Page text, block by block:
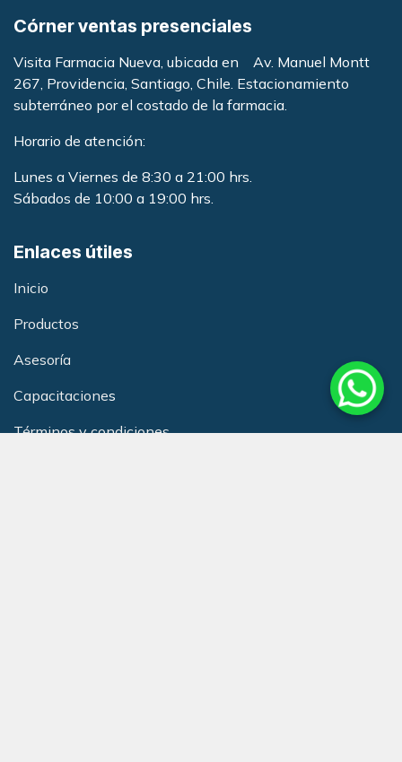
Córner ventas presenciales
Visita Farmacia Nueva, ubicada en Av. Manuel Montt
267, Providencia, Santiago, Chile. Estacionamiento
subterráneo por el costado de la farmacia.
Horario de atención:
Lunes a Viernes de 8:30 a 21:00 hrs.
Sábados de 10:00 a 19:00 hrs.
Enlaces útiles
Inicio
Productos
Asesoría
Capacitaciones
Términos y condiciones